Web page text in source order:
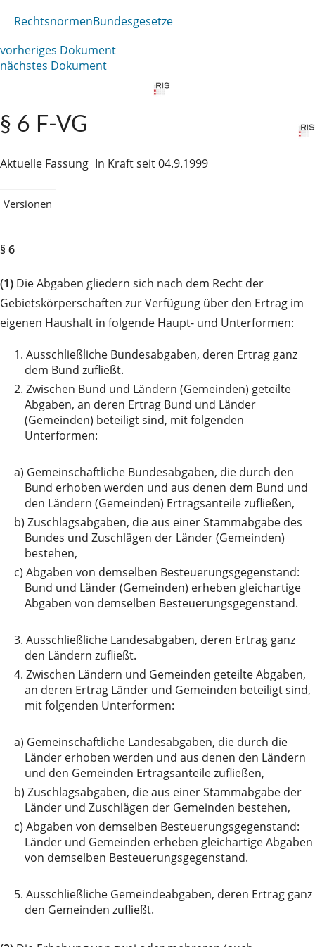
RechtsnormenBundesgesetze
vorheriges Dokument
nächstes Dokument
§ 6 F-VG
Aktuelle Fassung In Kraft seit 04.9.1999
Versionen
§ 6
(1) Die Abgaben gliedern sich nach dem Recht der
Gebietskörperschaften zur Verfügung über den Ertrag im
eigenen Haushalt in folgende Haupt- und Unterformen:
1. Ausschließliche Bundesabgaben, deren Ertrag ganz
dem Bund zufließt.
2. Zwischen Bund und Ländern (Gemeinden) geteilte
Abgaben, an deren Ertrag Bund und Länder
(Gemeinden) beteiligt sind, mit folgenden
Unterformen:
a) Gemeinschaftliche Bundesabgaben, die durch den
Bund erhoben werden und aus denen dem Bund und
den Ländern (Gemeinden) Ertragsanteile zufließen,
b) Zuschlagsabgaben, die aus einer Stammabgabe des
Bundes und Zuschlägen der Länder (Gemeinden)
bestehen,
c) Abgaben von demselben Besteuerungsgegenstand:
Bund und Länder (Gemeinden) erheben gleichartige
Abgaben von demselben Besteuerungsgegenstand.
3. Ausschließliche Landesabgaben, deren Ertrag ganz
den Ländern zufließt.
4. Zwischen Ländern und Gemeinden geteilte Abgaben,
an deren Ertrag Länder und Gemeinden beteiligt sind,
mit folgenden Unterformen:
a) Gemeinschaftliche Landesabgaben, die durch die
Länder erhoben werden und aus denen den Ländern
und den Gemeinden Ertragsanteile zufließen,
b) Zuschlagsabgaben, die aus einer Stammabgabe der
Länder und Zuschlägen der Gemeinden bestehen,
c) Abgaben von demselben Besteuerungsgegenstand:
Länder und Gemeinden erheben gleichartige Abgaben
von demselben Besteuerungsgegenstand.
5. Ausschließliche Gemeindeabgaben, deren Ertrag ganz
den Gemeinden zufließt.